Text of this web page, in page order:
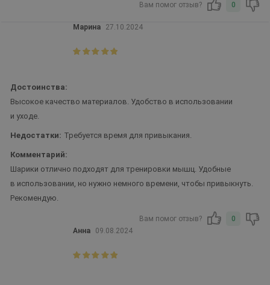
Вам помог отзыв? 0
Марина 27.10.2024
Достоинства:
Высокое качество материалов. Удобство в использовании
и уходе.
Недостатки: Требуется время для привыкания.
Комментарий:
Шарики отлично подходят для тренировки мышц. Удобные
в использовании, но нужно немного времени, чтобы привыкнуть.
Рекомендую.
Вам помог отзыв?
0
Анна
09.08.2024